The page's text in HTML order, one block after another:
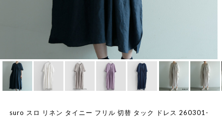
suro スロ リネン タイニー フリル 切替 タック ドレス 260301-